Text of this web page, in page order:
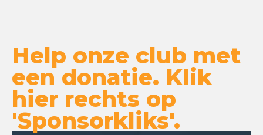
Help onze club met
een donatie. Klik
hier rechts op
'Sponsorkliks'.